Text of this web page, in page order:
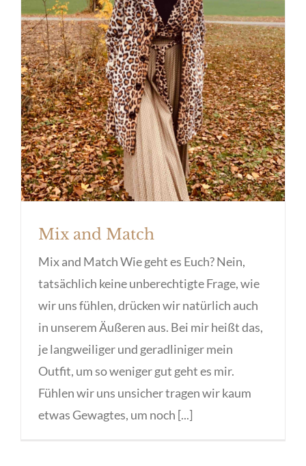
Mix and Match
Mix and Match
Mix and Match Wie geht es Euch? Nein,
tatsächlich keine unberechtigte Frage, wie
wir uns fühlen, drücken wir natürlich auch
in unserem Äußeren aus. Bei mir heißt das,
je langweiliger und geradliniger mein
Outfit, um so weniger gut geht es mir.
Fühlen wir uns unsicher tragen wir kaum
etwas Gewagtes, um noch [...]